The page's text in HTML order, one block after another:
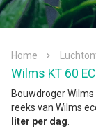
Home
Wilms KT 60
Bouwdroger
reeks van Wilms
liter per dag